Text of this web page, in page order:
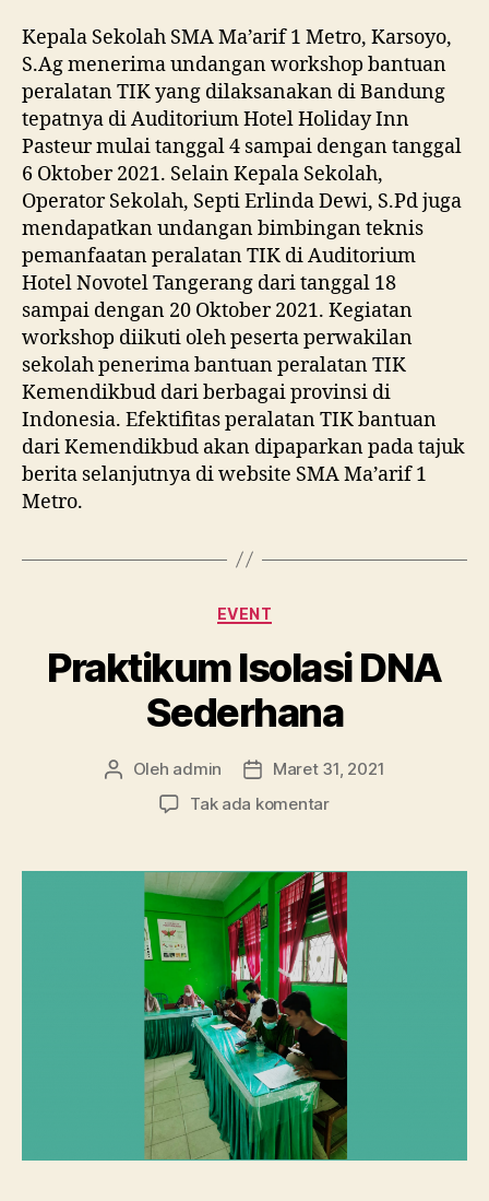
Kepala Sekolah SMA Ma’arif 1 Metro, Karsoyo,
S.Ag menerima undangan workshop bantuan
peralatan TIK yang dilaksanakan di Bandung
tepatnya di Auditorium Hotel Holiday Inn
Pasteur mulai tanggal 4 sampai dengan tanggal
6 Oktober 2021. Selain Kepala Sekolah,
Operator Sekolah, Septi Erlinda Dewi, S.Pd juga
mendapatkan undangan bimbingan teknis
pemanfaatan peralatan TIK di Auditorium
Hotel Novotel Tangerang dari tanggal 18
sampai dengan 20 Oktober 2021. Kegiatan
workshop diikuti oleh peserta perwakilan
sekolah penerima bantuan peralatan TIK
Kemendikbud dari berbagai provinsi di
Indonesia. Efektifitas peralatan TIK bantuan
dari Kemendikbud akan dipaparkan pada tajuk
berita selanjutnya di website SMA Ma’arif 1
Metro.
Kategori
EVENT
Praktikum Isolasi DNA
Sederhana
Penulis
artikel
Oleh admin
Tanggal
artikel
Maret 31, 2021
Tak ada komentarpada
DNA
Sederhana